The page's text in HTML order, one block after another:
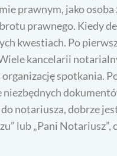
prawnym, jako
prawnego. Kiedy
kwestiach. Po
kancelarii
spotkania.
notariusza, dobrze
lub „Pani Notariusz”,